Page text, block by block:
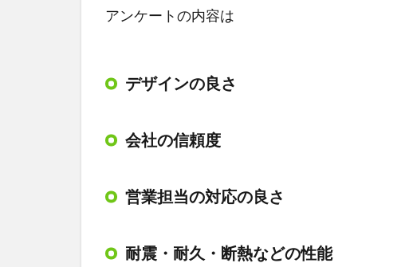
アンケートの内容は
デザインの良さ
会社の信頼度
営業担当の対応の良さ
耐震・耐久・断熱などの性能